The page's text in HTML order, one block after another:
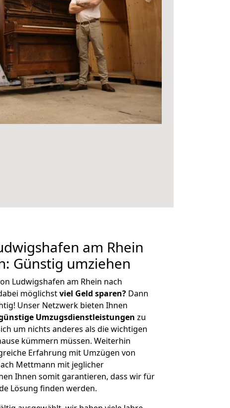
am Rhein
Günstig umziehen
Ludwigshafen am Rhein nach
möglichstviel Geld sparen? Dann
Unser Netzwerk bieten Ihnen
Umzugsdienstleistungen zu
um nichts anderes als die wichtigen
kümmern müssen. Weiterhin
Erfahrung mit Umzügen von
Mettmann mit jeglicher
Ihnen somit garantieren, dass wir für
Lösung finden werden.